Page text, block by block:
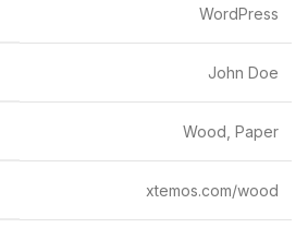
WordPress
John Doe
Wood, Paper
xtemos.com/wood